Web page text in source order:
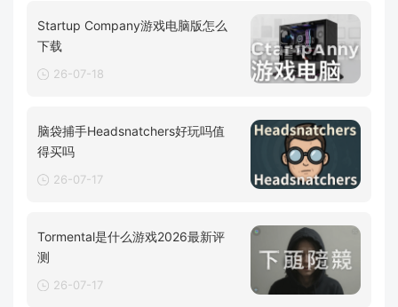
Startup Company游戏电脑版怎么
下载
26-07-18
脑袋捕手Headsnatchers好玩吗值
得买吗
26-07-17
Tormental是什么游戏2026最新评
测
26-07-17